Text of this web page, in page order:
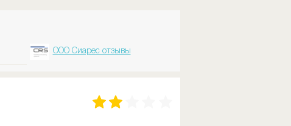
ООО Сиарес отзывы